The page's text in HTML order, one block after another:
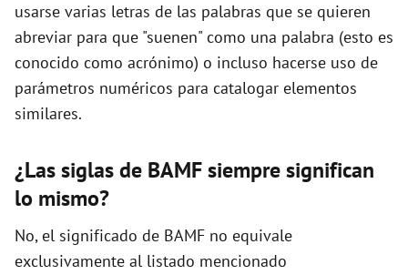
e
o
usarse varias letras de las palabras que se quieren
abreviar para que "suenen" como una palabra (esto es
conocido como acrónimo) o incluso hacerse uso de
parámetros numéricos para catalogar elementos
similares.
¿Las siglas de BAMF siempre significan
lo mismo?
No, el significado de BAMF no equivale
exclusivamente al listado mencionado